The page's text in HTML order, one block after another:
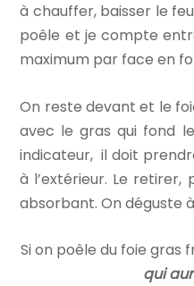
à chauffer, baisser le
poêle et je compte
maximum par face en
On reste devant et le
avec le gras qui fond
indicateur, il doit
à l’extérieur. Le retirer,
absorbant. On déguste
Si on poêle du foie gras
qui